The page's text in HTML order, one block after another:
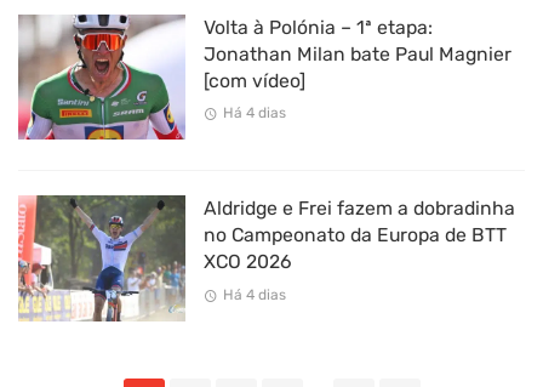
Volta à Polónia – 1ª etapa:
Jonathan Milan bate Paul Magnier
[com vídeo]
Há 4 dias
Aldridge e Frei fazem a dobradinha
no Campeonato da Europa de BTT
XCO 2026
Há 4 dias